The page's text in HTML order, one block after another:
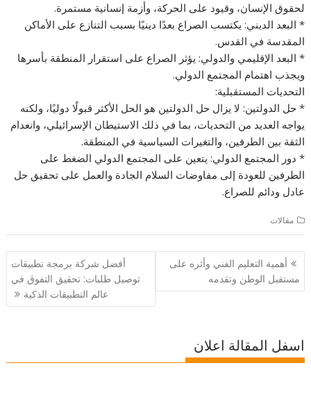
لحقوق الإنسان، وقيود على الحركة، وأزمة إنسانية مستمرة.
* البعد الديني: يكتسب الصراع بعدًا دينيًا بسبب التنازع على الأماكن
المقدسة في القدس.
* البعد الإقليمي والدولي: يؤثر الصراع على استقرار المنطقة بأسرها
ويجذب اهتمام المجتمع الدولي.
التحديات المستقبلية:
* حل الدولتين: لا يزال حل الدولتين هو الحل الأكثر قبولًا دوليًا، ولكنه
يواجه العديد من التحديات، بما في ذلك الاستيطان الإسرائيلي، وانعدام
الثقة بين الطرفين، والتغيرات السياسية في المنطقة.
* دور المجتمع الدولي: يتعين على المجتمع الدولي الضغط على
الطرفين للعودة إلى مفاوضات السلام الجادة والعمل على تحقيق حل
عادل ودائم للصراع.
مقالات
تصفّح
المقالات
أهمية التعليم الفني وأثره على
مستقبل الوطن وتقدمه
أفضل شركة برمجة تطبيقات
توصيل طلبات: تحقيق التفوق في
عالم التطبيقات الذكية
اسفل المقالة اعلان